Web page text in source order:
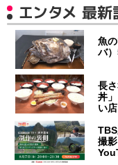
エンタメ 最新
魚
バ
長
丼
い
撮